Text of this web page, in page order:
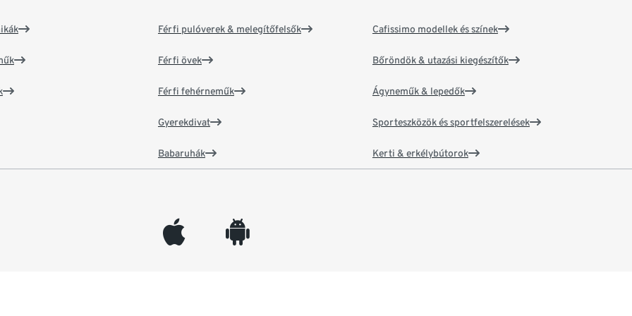
Férfi pulóverek & melegítőfelsők
Férfi övek
Férfi fehérneműk
Gyerekdivat
Babaruhák
Cafissimo modellek és színek
Bőröndök & utazási kiegészítők
Ágyneműk & lepedők
Sporteszközök és sportfelszerelések
Kerti & erkélybútorok
appleinc android